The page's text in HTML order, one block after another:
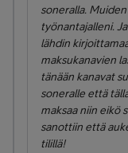
soneralla.
työnantajalleni.
lähdin
maksukanavien
tänään kanavat
soneralle että
maksaa niin eikö
sanottiin että
tilillä!